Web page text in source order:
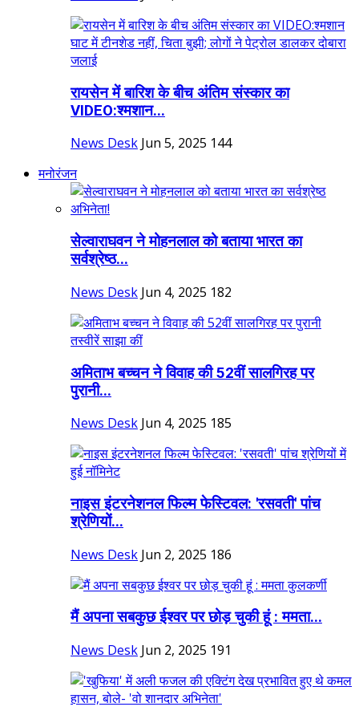
रायसेन में बारिश के बीच अंतिम संस्कार का
VIDEO:श्मशान...
News Desk Jun 5, 2025 144
मनोरंजन
सेल्वाराघवन ने मोहनलाल को बताया भारत का
सर्वश्रेष्ठ...
News Desk Jun 4, 2025 182
अमिताभ बच्चन ने विवाह की 52वीं सालगिरह पर
पुरानी...
News Desk Jun 4, 2025 185
नाइस इंटरनेशनल फिल्म फेस्टिवल: 'रसवती' पांच
श्रेणियों...
News Desk Jun 2, 2025 186
मैं अपना सबकुछ ईश्वर पर छोड़ चुकी हूं : ममता...
News Desk Jun 2, 2025 191